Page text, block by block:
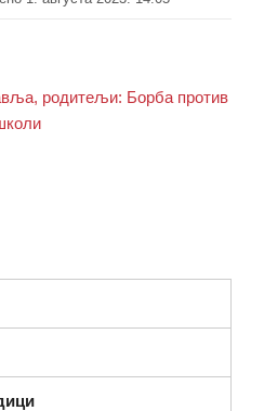
родитељи: Борба против
се у новом прозору)